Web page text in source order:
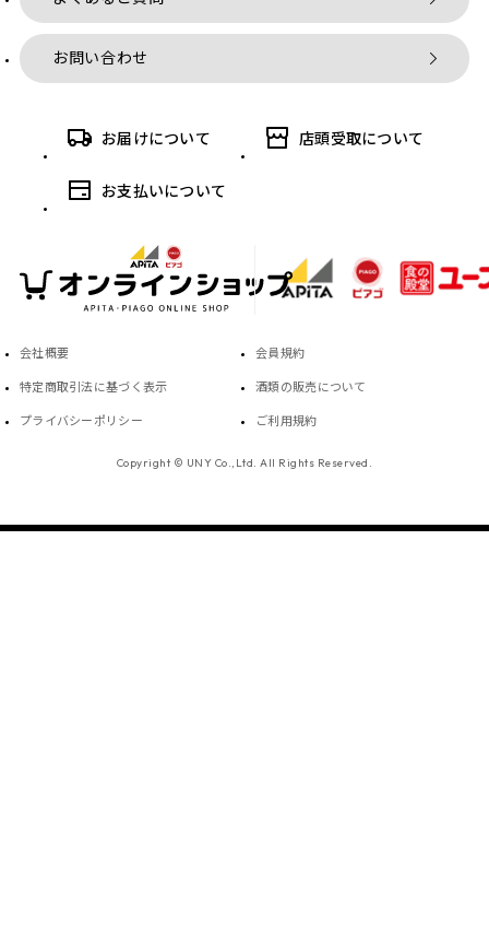
お問い合わせ
お届けについて 店頭受取について
お支払いについて
会社概要 会員規約
特定商取引法に基づく表示 酒類の販売について
プライバシーポリシー ご利用規約
Copyright © UNY Co.,Ltd. All Rights Reserved.